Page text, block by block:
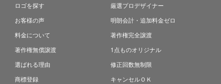
ロゴを探す
お客様の声
料金について
著作権無償譲渡
選ばれる理由
商標登録
厳選プロデザイナー
明朗会計・追加料金ゼロ
著作権完全譲渡
1点ものオリジナル
修正回数無制限
キャンセルＯＫ